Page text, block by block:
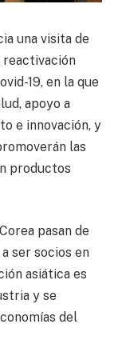
una visita de
reactivación
19, en la que
apoyo a
e innovación, y
las
productos
pasan de
ser socios en
asiática es
y se
del